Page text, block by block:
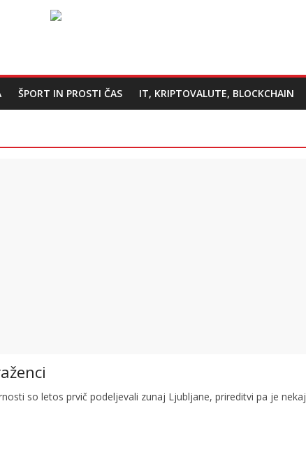
ŠPORT IN PROSTI ČAS IT, KRIPTOVALUTE, BLOCKCHAIN
so letos prvič podeljevali zunaj Ljubljane, prireditvi pa je nekaj